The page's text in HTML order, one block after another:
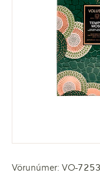
Vörunúmer: VO-